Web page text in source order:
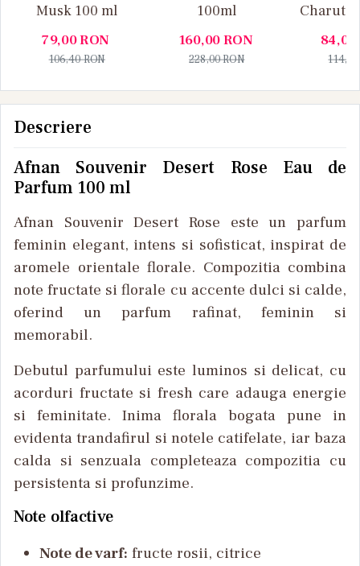
Musk 100 ml
79,00RON
106,40RON
100ml
160,00RON
228,00RON
Charuto
84,00
Descriere
Afnan Souvenir Desert Rose Eau de
Parfum 100 ml
Afnan Souvenir Desert Rose este un parfum
feminin elegant, intens si sofisticat, inspirat de
aromele orientale florale. Compozitia combina
note fructate si florale cu accente dulci si calde,
oferind un parfum rafinat, feminin si
memorabil.
Debutul parfumului este luminos si delicat, cu
acorduri fructate si fresh care adauga energie
si feminitate. Inima florala bogata pune in
evidenta trandafirul si notele catifelate, iar baza
calda si senzuala completeaza compozitia cu
persistenta si profunzime.
Note olfactive
Note de varf: fructe rosii, citrice